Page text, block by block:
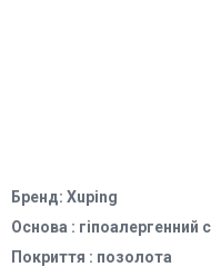
Бренд: Xuping
Основа : гіпоалергенний
Покриття : позолота